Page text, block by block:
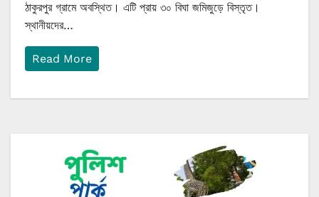
ঠাকুরপুর গ্রামে অবস্থিত। এটি প্রায় ৩০ বিঘা জমিজুড়ে বিস্তৃত।
স্থানীয়দের…
Read More